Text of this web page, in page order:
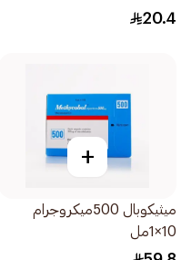
20.4
+
ميثيكوبال 500ميكروجرام
10×1مل